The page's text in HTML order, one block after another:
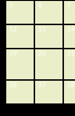
5 6 7
12 13 14
19 20 21
26 27 28